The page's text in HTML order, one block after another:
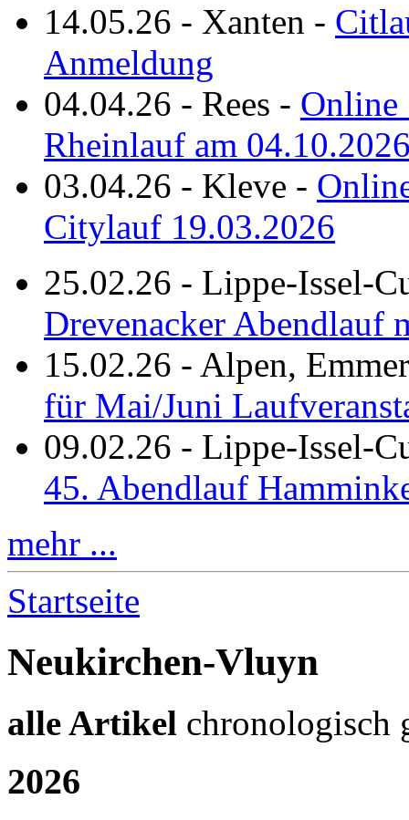
14.05.26 - Xanten -
Anmeldung
04.04.26 - Rees - Online
Rheinlauf am
03.04.26 - Kleve -
Citylauf 19.03.2026
25.02.26 - Lippe-Issel-
Drevenacker Abendlauf
15.02.26 - Alpen,
für Mai/Juni
09.02.26 - Lippe-Issel-
45. Abendlauf
mehr ...
Startseite
Neukirchen-Vluyn
alle Artikel chronologisch
2026